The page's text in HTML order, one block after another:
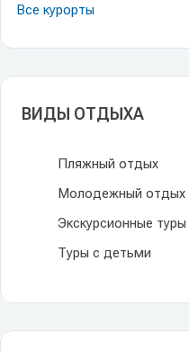
Все курорты
ВИДЫ ОТДЫХА
Пляжный отдых
Молодежный отдых
Экскурсионные туры
Туры с детьми